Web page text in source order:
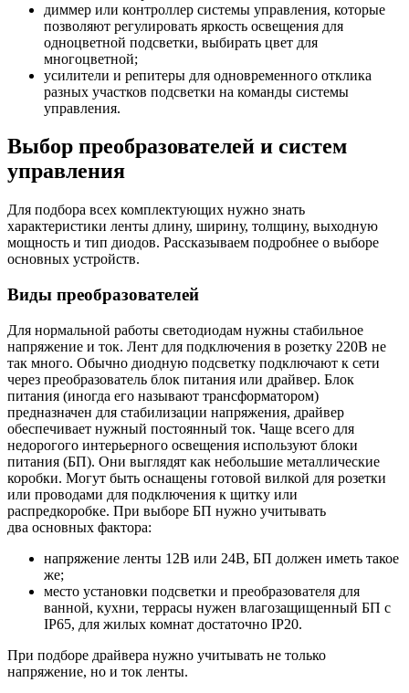
диммер или контроллер системы управления, которые
позволяют регулировать яркость освещения для
одноцветной подсветки, выбирать цвет для
многоцветной;
усилители и репитеры для одновременного отклика
разных участков подсветки на команды системы
управления.
Выбор преобразователей и систем
управления
Для подбора всех комплектующих нужно знать
характеристики ленты длину, ширину, толщину, выходную
мощность и тип диодов. Рассказываем подробнее о выборе
основных устройств.
Виды преобразователей
Для нормальной работы светодиодам нужны стабильное
напряжение и ток. Лент для подключения в розетку 220В не
так много. Обычно диодную подсветку подключают к сети
через преобразователь блок питания или драйвер. Блок
питания (иногда его называют трансформатором)
предназначен для стабилизации напряжения, драйвер
обеспечивает нужный постоянный ток. Чаще всего для
недорогого интерьерного освещения используют блоки
питания (БП). Они выглядят как небольшие металлические
коробки. Могут быть оснащены готовой вилкой для розетки
или проводами для подключения к щитку или
распредкоробке. При выборе БП нужно учитывать
два основных фактора:
напряжение ленты 12В или 24В, БП должен иметь такое
же;
место установки подсветки и преобразователя для
ванной, кухни, террасы нужен влагозащищенный БП с
IP65, для жилых комнат достаточно IP20.
При подборе драйвера нужно учитывать не только
напряжение, но и ток ленты.